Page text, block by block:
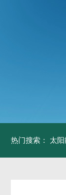
热门搜索： 太